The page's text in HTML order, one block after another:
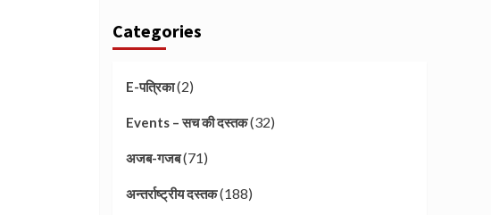
Categories
E-पत्रिका(2)
Events – सच की दस्तक(32)
अजब-गजब(71)
अन्तर्राष्ट्रीय दस्तक(188)